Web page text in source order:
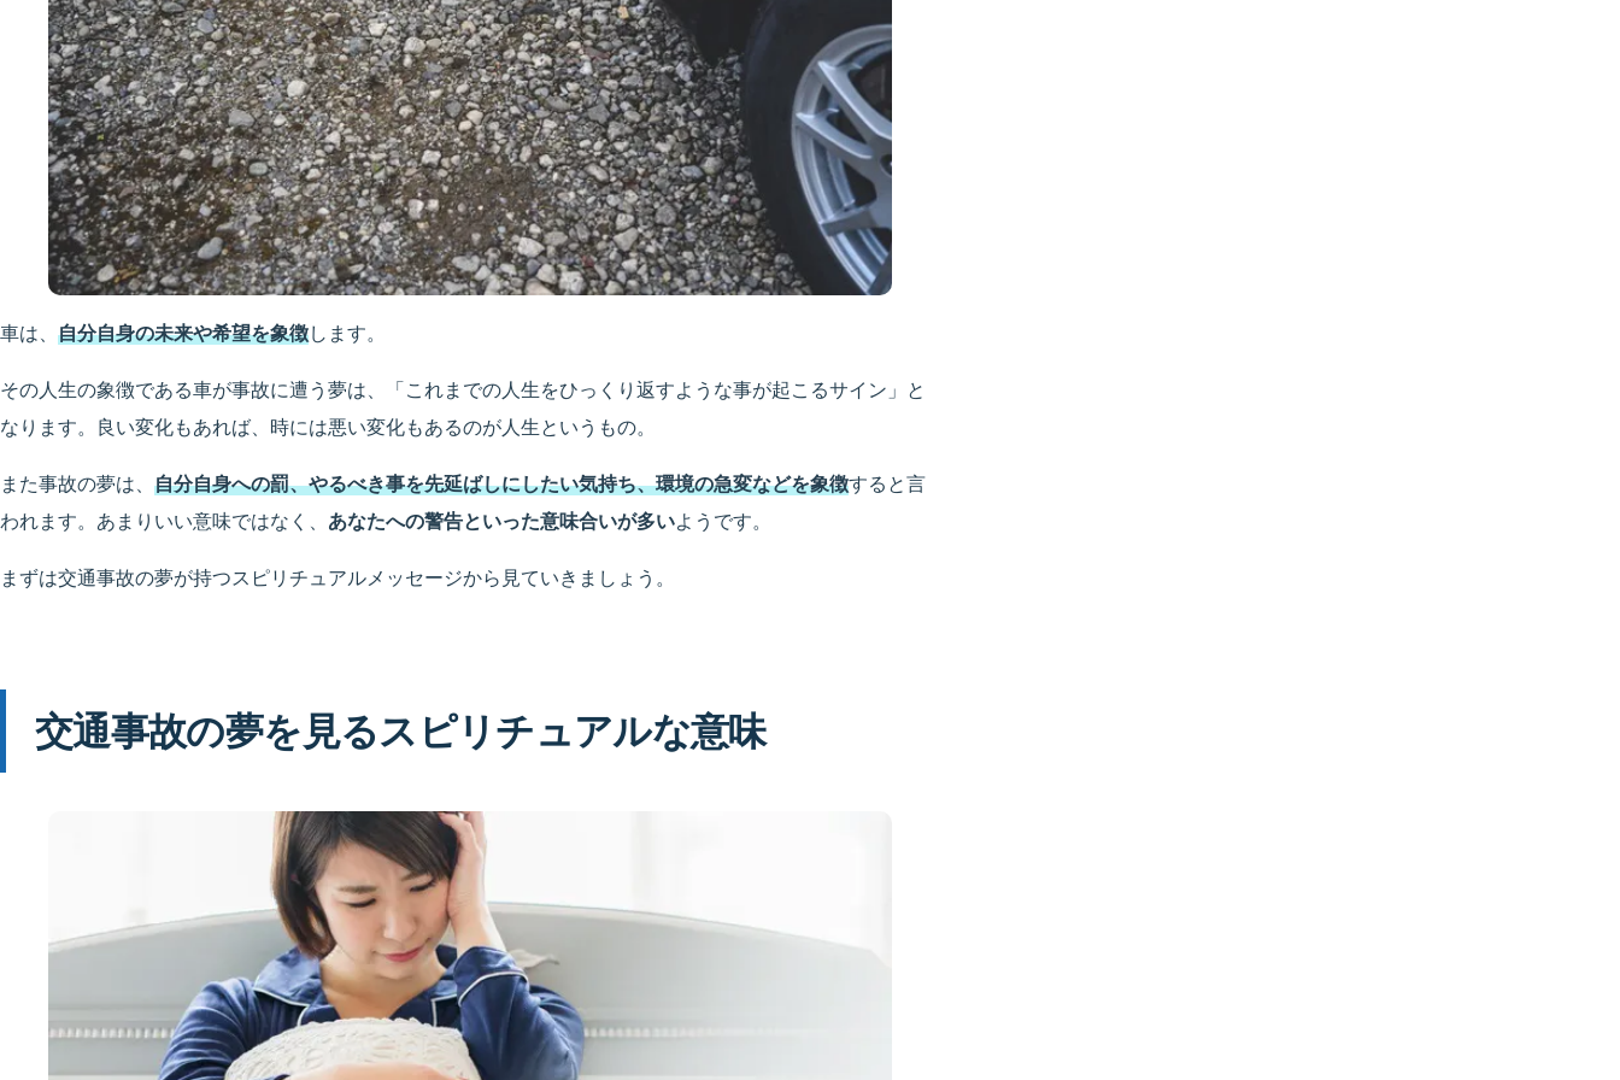
車は、 自分自身の未来や希望を象徴します。
その人生の象徴である車が事故に遭う夢は、「これまでの人生をひっくり返すような事が起こるサイン」と
なります。良い変化もあれば、時には悪い変化もあるのが人生というもの。
また事故の夢は、 自分自身への罰、やるべき事を先延ばしにしたい気持ち、環境の急変などを象徴すると言
われます。あまりいい意味ではなく、 あなたへの警告といった意味合いが多いようです。
まずは交通事故の夢が持つスピリチュアルメッセージから見ていきましょう。
交通事故の夢を見るスピリチュアルな意味